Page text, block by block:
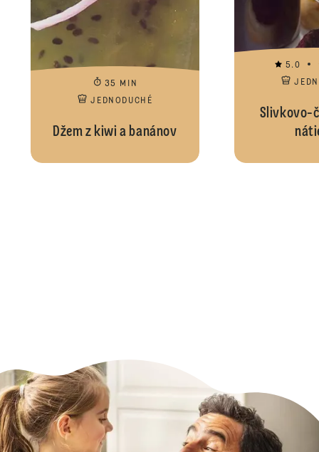
35 MIN
JEDNODUCHÉ
Džem z kiwi a banánov
5.0
Slivkovo-